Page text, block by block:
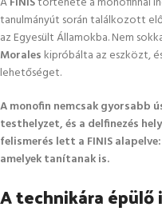
tanulmányút során találkozott
az Egyesült Államokba. Nem
Morales kipróbálta az eszközt,
lehetőséget.
A monofin nemcsak gyorsabb
testhelyzet, és a delfinezés
felismerés lett a FINIS
amelyek tanítanak is.
A technikára épülő